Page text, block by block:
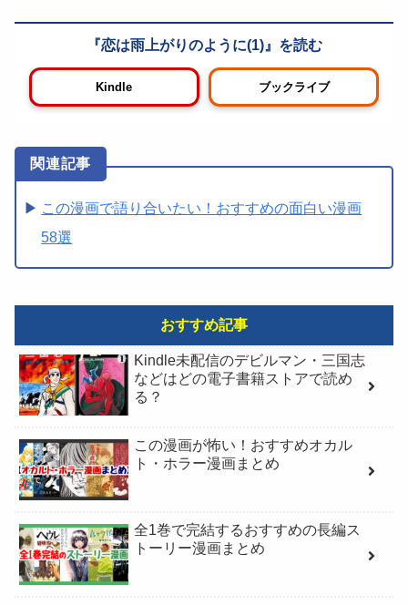
恋は雨上がりのように(1)
Kindle ブックライブ
この漫画で語り合いたい！おすすめの面白い漫画
58選
おすすめ記事
Kindle未配信のデビルマン・三国志
などはどの電子書籍ストアで読め
る？
この漫画が怖い！おすすめオカル
ト・ホラー漫画まとめ
全1巻で完結するおすすめの長編ス
トーリー漫画まとめ